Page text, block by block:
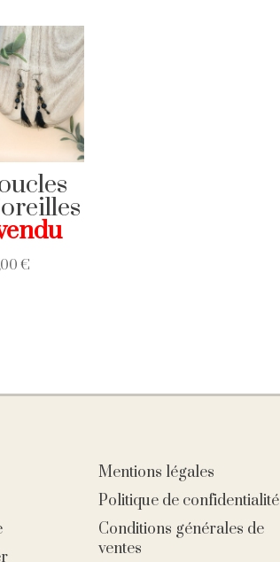
€
Mentions légales
Politique de confidentialité
Conditions générales de
ventes